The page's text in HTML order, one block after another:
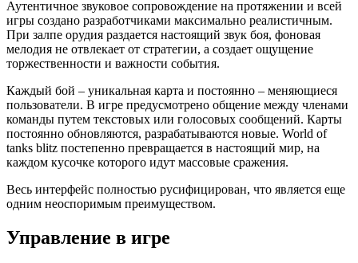
Аутентичное звуковое сопровождение на протяжении и всей
игры создано разработчиками максимально реалистичным.
При залпе орудия раздается настоящий звук боя, фоновая
мелодия не отвлекает от стратегии, а создает ощущение
торжественности и важности события.
Каждый бой – уникальная карта и постоянно – меняющиеся
пользователи. В игре предусмотрено общение между членами
команды путем текстовых или голосовых сообщений. Карты
постоянно обновляются, разрабатываются новые. World of
tanks blitz постепенно превращается в настоящий мир, на
каждом кусочке которого идут массовые сражения.
Весь интерфейс полностью русифицирован, что является еще
одним неоспоримым преимуществом.
Управление в игре